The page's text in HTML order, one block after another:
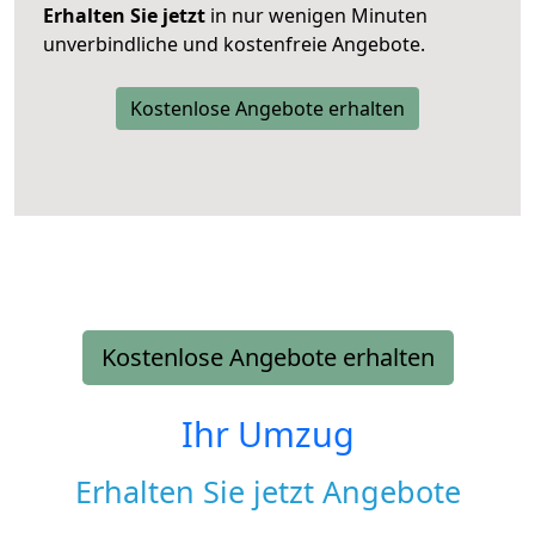
Erhalten Sie jetzt in nur wenigen Minuten
unverbindliche und kostenfreie Angebote.
Kostenlose Angebote erhalten
Kostenlose Angebote erhalten
Ihr Umzug
Erhalten Sie jetzt Angebote